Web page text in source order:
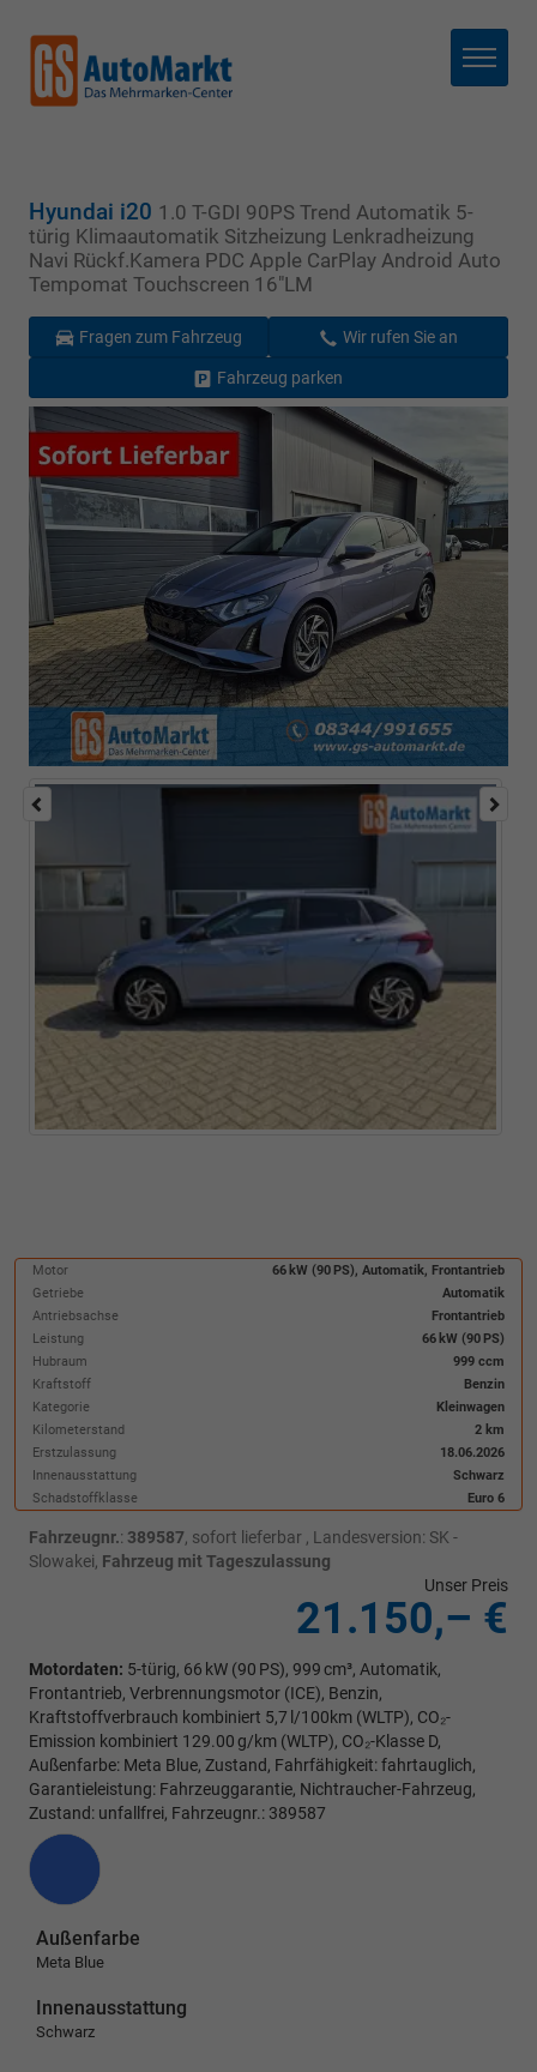
Menü
Hyundai i20 1.0 T-GDI 90PS Trend Automatik 5-
türig Klimaautomatik Sitzheizung Lenkradheizung
Navi Rückf.Kamera PDC Apple CarPlay Android Auto
Tempomat Touchscreen 16"LM
Fragen zum Fahrzeug Wir rufen Sie an
Fahrzeug parken
Motor
66 kW (90 PS), Automatik, Frontantrieb
Getriebe
Automatik
Antriebsachse
Frontantrieb
Leistung
66 kW (90 PS)
Hubraum
999 ccm
Kraftstoff
Benzin
Kategorie
Kleinwagen
Kilometerstand
2 km
Erstzulassung
18.06.2026
Innenausstattung
Schwarz
Schadstoffklasse
Euro 6
Fahrzeugnr.: 389587, sofort lieferbar , Landesversion: SK -
Slowakei, Fahrzeug mit Tageszulassung
Unser Preis
21.150,– €
Motordaten: 5-türig, 66 kW (90 PS), 999 cm³, Automatik,
Frontantrieb, Verbrennungsmotor (ICE), Benzin,
Kraftstoffverbrauch kombiniert 5,7 l/100km (WLTP), CO₂-
Emission kombiniert 129.00 g/km (WLTP), CO₂-Klasse D,
Außenfarbe: Meta Blue, Zustand, Fahrfähigkeit: fahrtauglich,
Garantieleistung: Fahrzeuggarantie, Nichtraucher-Fahrzeug,
Zustand: unfallfrei, Fahrzeugnr.: 389587
Außenfarbe
Meta Blue
Innenausstattung
Schwarz